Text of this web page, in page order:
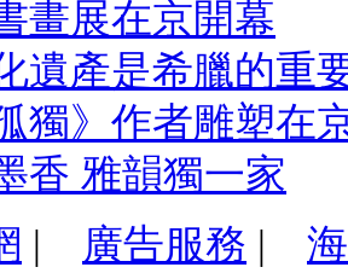
畫展在京開幕
遺產是希臘的重
獨》作者雕塑在
香 雅韻獨一家
| 廣告服務 |